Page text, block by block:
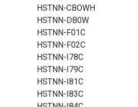
HSTNN-CBOWH
HSTNN-DB0W
HSTNN-F01C
HSTNN-F02C
HSTNN-I78C
HSTNN-I79C
HSTNN-I81C
HSTNN-I83C